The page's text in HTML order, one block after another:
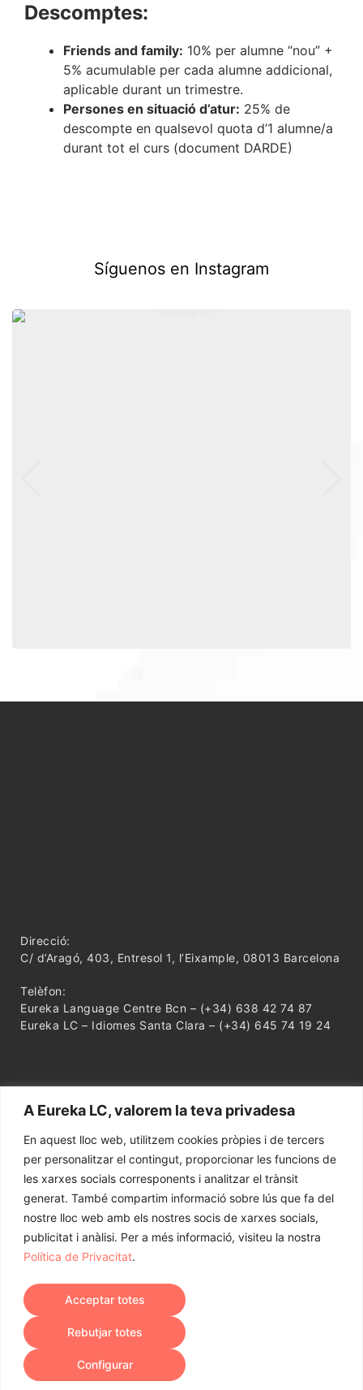
A Eureka LC, valorem la teva privadesa
En aquest lloc web, utilitzem cookies pròpies i de tercers
per personalitzar el contingut, proporcionar les funcions de
les xarxes socials corresponents i analitzar el trànsit
generat. També compartim informació sobre lús que fa del
nostre lloc web amb els nostres socis de xarxes socials,
publicitat i anàlisi. Per a més informació, visiteu la nostra
Política de Privacitat.
Acceptar totes
Rebutjar totes
Configurar
Descomptes:
Friends and family: 10% per alumne “nou” +
5% acumulable per cada alumne addicional,
aplicable durant un trimestre.
Persones en situació d’atur: 25% de
descompte en qualsevol quota d’1 alumne/a
durant tot el curs (document DARDE)
Síguenos en Instagram
Direcció:
C/ d’Aragó, 403, Entresol 1, l’Eixample, 08013 Barcelona
Telèfon:
Eureka Language Centre Bcn – (+34) 638 42 74 87
Eureka LC – Idiomes Santa Clara – (+34) 645 74 19 24
Avís Legal ●Política de Privacitat
Contacte
© 2026 Eureka! Language Centre. Tots els drets reservats.
AMB
Abrir formulario